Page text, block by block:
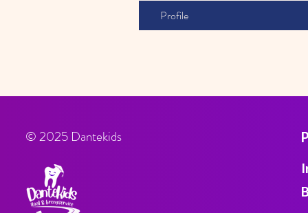
Profile
© 2025 Dantekids